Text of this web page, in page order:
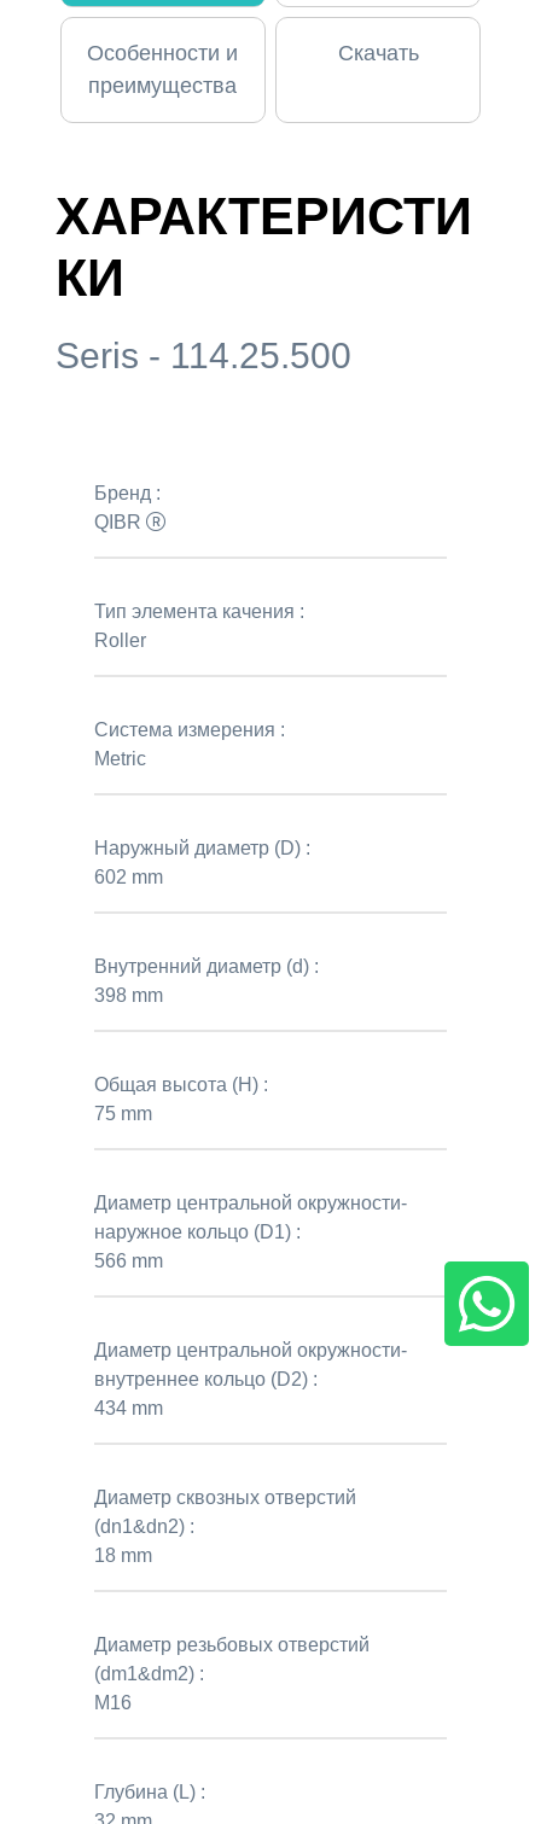
Особенности и
преимущества
Скачать
ХАРАКТЕРИСТИ
КИ
Seris - 114.25.500
Бренд :
QIBR
Тип элемента качения :
Roller
Система измерения :
Metric
Наружный диаметр (D) :
602 mm
Внутренний диаметр (d) :
398 mm
Общая высота (H) :
75 mm
Диаметр центральной окружности-
наружное кольцо (D1) :
566 mm
Диаметр центральной окружности-
внутреннее кольцо (D2) :
434 mm
Диаметр сквозных отверстий
(dn1&dn2) :
18 mm
Диаметр резьбовых отверстий
(dm1&dm2) :
M16
Глубина (L) :